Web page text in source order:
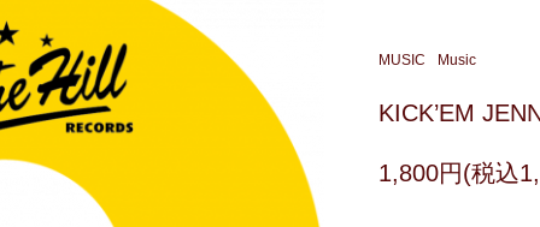
MUSIC Music
KICK’EM
1,800円(税込